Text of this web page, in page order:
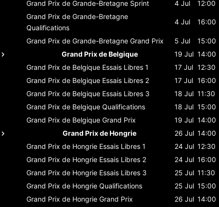
Grand Prix de Grande-Bretagne Sprint 4 Jul
12:00
Grand Prix de Grande-Bretagne
Qualifications
4 Jul 16:00
Grand Prix de Grande-Bretagne Grand Prix 5 Jul
15:00
Grand Prix de Belgique
19 Jul 14:00
Grand Prix de Belgique Essais Libres 1 17 Jul 12:30
Grand Prix de Belgique Essais Libres 2 17 Jul 16:00
Grand Prix de Belgique Essais Libres 3 18 Jul 11:30
Grand Prix de Belgique Qualifications 18 Jul 15:00
Grand Prix de Belgique Grand Prix 19 Jul 14:00
Grand Prix de Hongrie
26 Jul 14:00
Grand Prix de Hongrie Essais Libres 1 24 Jul 12:30
Grand Prix de Hongrie Essais Libres 2 24 Jul 16:00
Grand Prix de Hongrie Essais Libres 3 25 Jul 11:30
Grand Prix de Hongrie Qualifications 25 Jul 15:00
Grand Prix de Hongrie Grand Prix 26 Jul 14:00